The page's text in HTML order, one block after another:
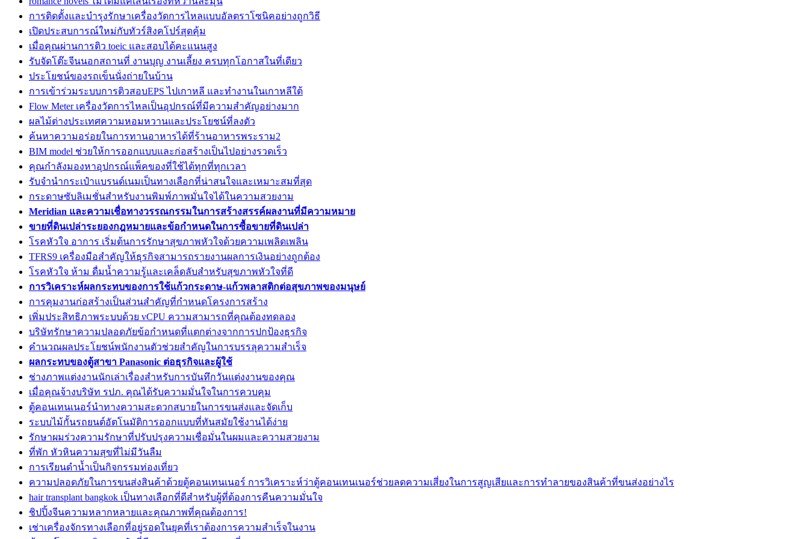
การติดตั้งและบำรุงรักษาเครื่องวัดการไหลแบบอัลตราโซนิคอย่างถูกวิธี
เปิดประสบการณ์ใหม่กับทัวร์สิงคโปร์สุดคุ้ม
เมื่อคุณผ่านการติว toeic และสอบได้คะแนนสูง
รับจัดโต๊ะจีนนอกสถานที่ งานบุญ งานเลี้ยง ครบทุกโอกาสในที่เดียว
ประโยชน์ของรถเข็นนั่งถ่ายในบ้าน
การเข้าร่วมระบบการติวสอบEPS ไปเกาหลี และทำงานในเกาหลีใต้
Flow Meter เครื่องวัดการไหลเป็นอุปกรณ์ที่มีความสำคัญอย่างมาก
ผลไม้ต่างประเทศความหอมหวานและประโยชน์ที่ลงตัว
ค้นหาความอร่อยในการทานอาหารได้ที่ร้านอาหารพระราม2
BIM model ช่วยให้การออกแบบและก่อสร้างเป็นไปอย่างรวดเร็ว
คุณกำลังมองหาอุปกรณ์แพ็คของที่ใช้ได้ทุกที่ทุกเวลา
รับจำนำกระเป๋าแบรนด์เนมเป็นทางเลือกที่น่าสนใจและเหมาะสมที่สุด
กระดาษซับลิเมชั่นสำหรับงานพิมพ์ภาพมั่นใจได้ในความสวยงาม
Meridian และความเชื่อทางวรรณกรรมในการสร้างสรรค์ผลงานที่มีความหมาย
ขายที่ดินเปล่าระยองกฎหมายและข้อกำหนดในการซื้อขายที่ดินเปล่า
โรคหัวใจ อาการ เริ่มต้นการรักษาสุขภาพหัวใจด้วยความเพลิดเพลิน
TFRS9 เครื่องมือสำคัญให้ธุรกิจสามารถรายงานผลการเงินอย่างถูกต้อง
โรคหัวใจ ห้าม ดื่มน้ำความรู้และเคล็ดลับสำหรับสุขภาพหัวใจที่ดี
การวิเคราะห์ผลกระทบของการใช้แก้วกระดาษ-แก้วพลาสติกต่อสุขภาพของมนุษย์
การคุมงานก่อสร้างเป็นส่วนสำคัญที่กำหนดโครงการสร้าง
เพิ่มประสิทธิภาพระบบด้วย vCPU ความสามารถที่คุณต้องทดลอง
บริษัทรักษาความปลอดภัยข้อกำหนดที่แตกต่างจากการปกป้องธุรกิจ
คำนวณผลประโยชน์พนักงานตัวช่วยสำคัญในการบรรลุความสำเร็จ
ผลกระทบของตู้สาขา Panasonic ต่อธุรกิจและผู้ใช้
ช่างภาพแต่งงานนักเล่าเรื่องสำหรับการบันทึกวันแต่งงานของคุณ
เมื่อคุณจ้างบริษัท รปภ. คุณได้รับความมั่นใจในการควบคุม
ตู้คอนเทนเนอร์นำทางความสะดวกสบายในการขนส่งและจัดเก็บ
ระบบไม้กั้นรถยนต์อัตโนมัติการออกแบบที่ทันสมัยใช้งานได้ง่าย
รักษาผมร่วงความรักษาที่ปรับปรุงความเชื่อมั่นในผมและความสวยงาม
ที่พัก หัวหินความสุขที่ไม่มีวันลืม
การเรียนดำน้ำเป็นกิจกรรมท่องเที่ยว
ความปลอดภัยในการขนส่งสินค้าด้วยตู้คอนเทนเนอร์ การวิเคราะห์ว่าตู้คอนเทนเนอร์ช่วยลดความเสี่ยงในการสูญเสียและการทำลายของสินค้าที่ขนส่งอย่างไร
hair transplant bangkok เป็นทางเลือกที่ดีสำหรับผู้ที่ต้องการคืนความมั่นใจ
ชิปปิ้งจีนความหลากหลายและคุณภาพที่คุณต้องการ!
เช่าเครื่องจักรทางเลือกที่อยู่รอดในยุคที่เราต้องการความสำเร็จในงาน